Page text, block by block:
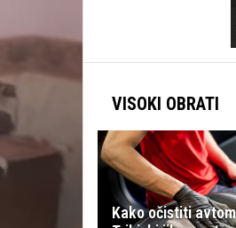
VISOKI OBRATI
Kako očistiti